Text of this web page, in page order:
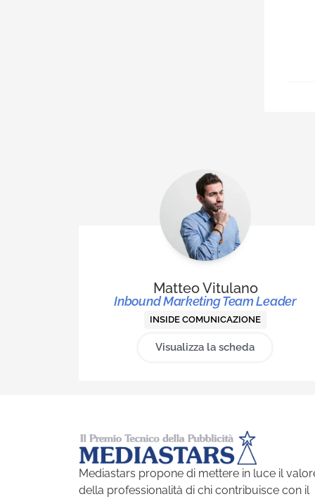
Matteo Vitulano
Inbound Marketing Team Leader
INSIDE COMUNICAZIONE
Visualizza la scheda
Mediastars propone di mettere in luce il
della professionalità di chi contribuisce con il